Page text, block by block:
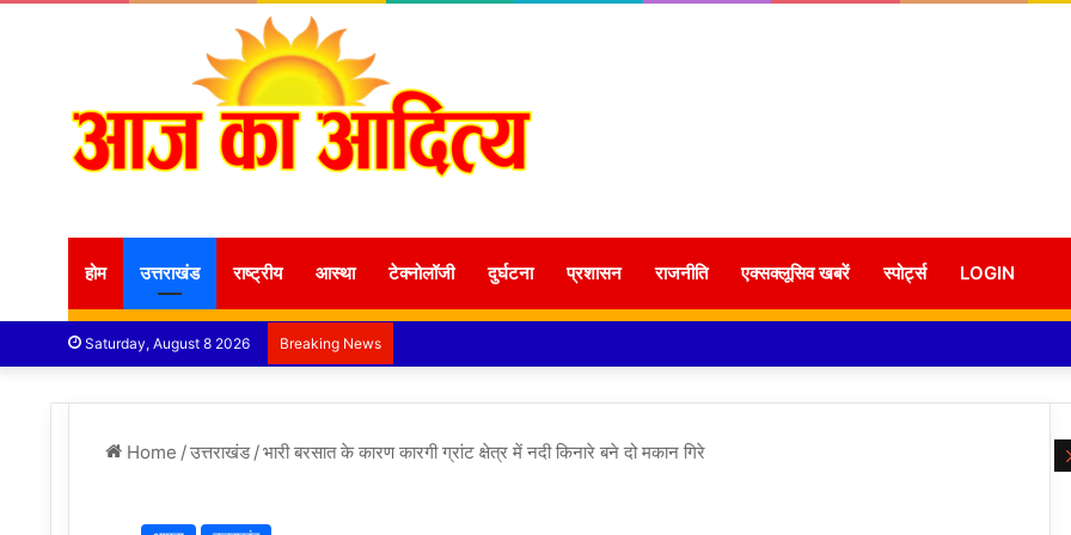
होम उत्तराखंड राष्ट्रीय आस्था टेक्नोलॉजी दुर्घटना प्रशासन राजनीति एक्सक्लूसिव खबरें स्पोर्ट्स LOGIN
Saturday, August 8 2026 Breaking News
Home /उत्तराखंड /भारी बरसात के कारण कारगी ग्रांट क्षेत्र में नदी किनारे बने दो मकान गिरे